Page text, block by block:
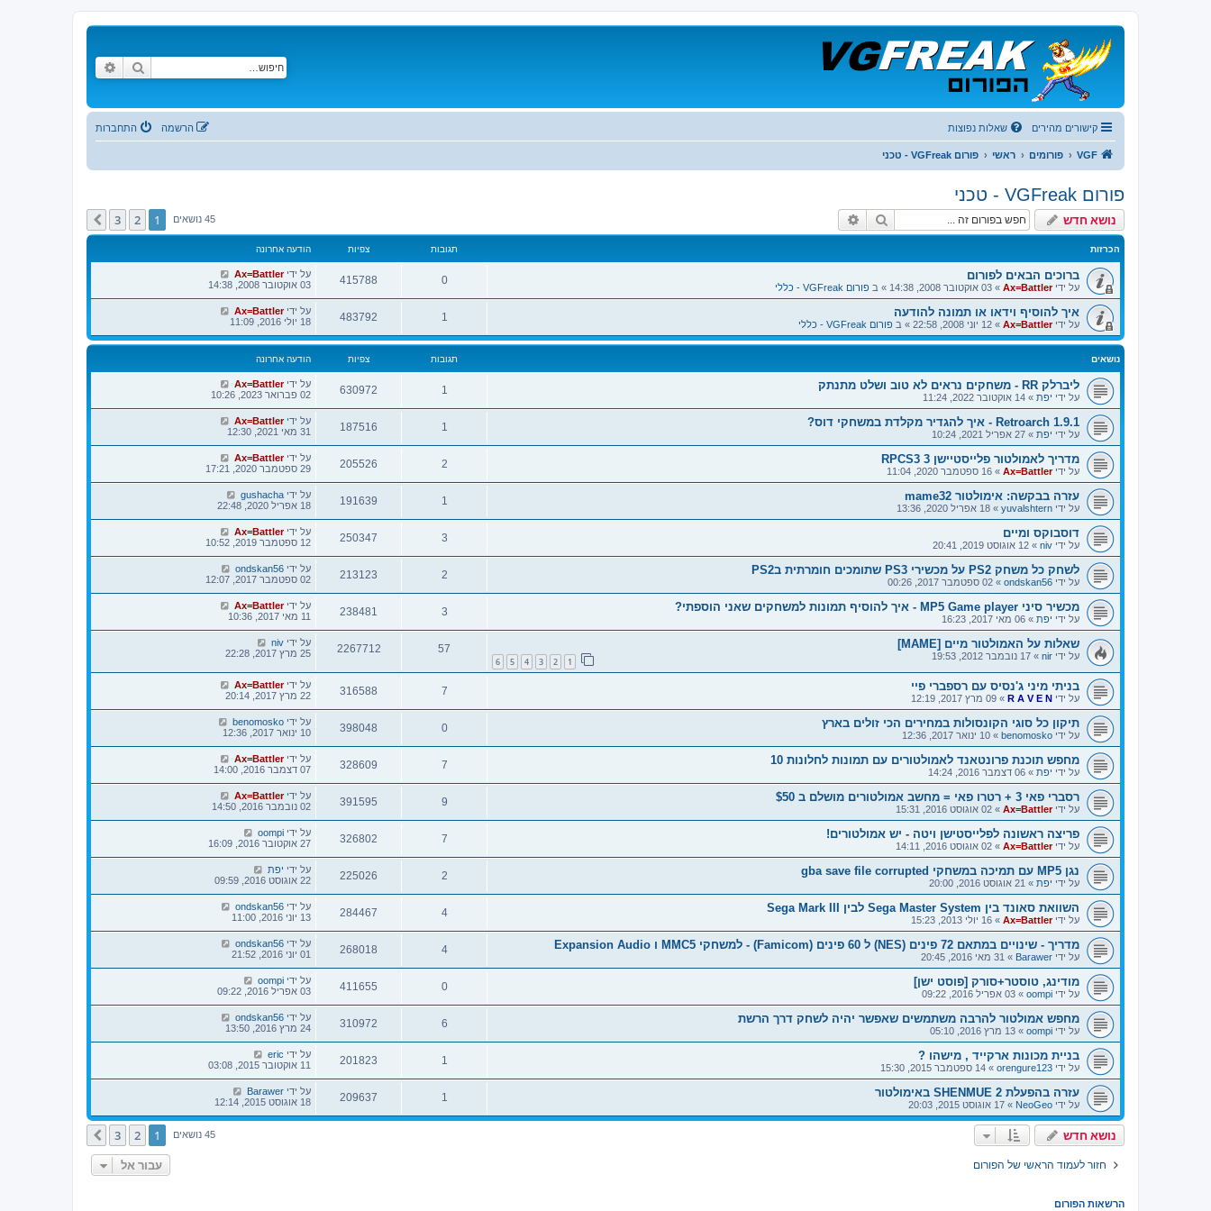
חיפוש
קישורים מהירים שאלות נפוצות התחברות הרשמה
VGF פורומים ראשי פורום VGFreak - טכני
פורום VGFreak - טכני
נושא חדש חיפוש 45 נושאים 1
2
3 הבא
הכרזות תגובות צפיות הודעה אחרונה
ברוכים הבאים לפורום
על ידיAx=Battler
» 03 אוקטובר 2008, 14:38 » ב פורום VGFreak - כללי
0
415788 על ידיAx=Battler
03 אוקטובר 2008, 14:38
איך להוסיף וידאו או תמונה להודעה
על ידיAx=Battler
» 12 יוני 2008, 22:58 » ב פורום VGFreak - כללי
1
483792 על ידיAx=Battler
18 יולי 2016, 11:09
נושאים תגובות צפיות הודעה אחרונה
ליברלק RR - משחקים נראים לא טוב ושלט מתנתק
על ידי יפת » 14 אוקטובר 2022, 11:24
1
630972 על ידיAx=Battler
02 פברואר 2023, 10:26
Retroarch 1.9.1 - איך להגדיר מקלדת במשחקי דוס?
על ידי יפת » 27 אפריל 2021, 10:24
1
187516 על ידיAx=Battler
31 מאי 2021, 12:30
מדריך לאמולטור פלייסטיישן 3 RPCS3
על ידיAx=Battler
» 16 ספטמבר 2020, 11:04
2
205526 על ידיAx=Battler
29 ספטמבר 2020, 17:21
עזרה בבקשה: אימולטור mame32
על ידי yuvalshtern
» 18 אפריל 2020, 13:36
1
191639 על ידי gushacha
18 אפריל 2020, 22:48
דוסבוקס ומיים
על ידי niv
» 12 אוגוסט 2019, 20:41
3
250347 על ידיAx=Battler
12 ספטמבר 2019, 10:52
לשחק כל משחק PS2 על מכשירי PS3 שתומכים חומרתית בPS2
על ידי ondskan56
» 02 ספטמבר 2017, 00:26
2
213123 על ידי ondskan56
02 ספטמבר 2017, 12:07
מכשיר סיני MP5 Game player - איך להוסיף תמונות למשחקים שאני הוספתי?
על ידי יפת » 06 מאי 2017, 16:23
3
238481 על ידיAx=Battler
11 מאי 2017, 10:36
שאלות על האמולטור מיים [MAME]
על ידי nir
» 17 נובמבר 2012, 19:53 1
2
3
4
5
6
57
2267712 על ידי niv
25 מרץ 2017, 22:28
בניתי מיני ג'נסיס עם רספברי פיי
על ידי R A V E N
» 09 מרץ 2017, 12:19
7
316588 על ידיAx=Battler
22 מרץ 2017, 20:14
תיקון כל סוגי הקונסולות במחירים הכי זולים בארץ
על ידי benomosko
» 10 ינואר 2017, 12:36
0
398048 על ידי benomosko
10 ינואר 2017, 12:36
מחפש תוכנת פרונטאנד לאמולטורים עם תמונות לחלונות 10
על ידי יפת » 06 דצמבר 2016, 14:24
7
328609 על ידיAx=Battler
07 דצמבר 2016, 14:00
רסברי פאי 3 + רטרו פאי = מחשב אמולטורים מושלם ב $50
על ידיAx=Battler
» 02 אוגוסט 2016, 15:31
9
391595 על ידיAx=Battler
02 נובמבר 2016, 14:50
פריצה ראשונה לפלייסטישן ויטה - יש אמולטורים!
על ידיAx=Battler
» 02 אוגוסט 2016, 14:11
7
326802 על ידי oompi
27 אוקטובר 2016, 16:09
נגן MP5 עם תמיכה במשחקי gba save file corrupted
על ידי יפת » 21 אוגוסט 2016, 20:00
2
225026 על ידי יפת
22 אוגוסט 2016, 09:59
השוואת סאונד בין Sega Master System לבין Sega Mark III
על ידיAx=Battler
» 16 יולי 2013, 15:23
4
284467 על ידי ondskan56
13 יוני 2016, 11:00
מדריך - שינויים במתאם 72 פינים (NES) ל 60 פינים (Famicom) - למשחקי MMC5 ו Expansion Audio
על ידי Barawer
» 31 מאי 2016, 20:45
4
268018 על ידי ondskan56
01 יוני 2016, 21:52
מודינג, טוסטר+סורק [פוסט ישן]
על ידי oompi
» 03 אפריל 2016, 09:22
0
411655 על ידי oompi
03 אפריל 2016, 09:22
מחפש אמולטור להרבה משתמשים שאפשר יהיה לשחק דרך הרשת
על ידי oompi
» 13 מרץ 2016, 05:10
6
310972 על ידי ondskan56
24 מרץ 2016, 13:50
בניית מכונות ארקייד , מישהו ?
על ידי orengure123
» 14 ספטמבר 2015, 15:30
1
201823 על ידי eric
11 אוקטובר 2015, 03:08
עזרה בהפעלת SHENMUE 2 באימולטור
על ידי NeoGeo
» 17 אוגוסט 2015, 20:03
1
209637 על ידי Barawer
18 אוגוסט 2015, 12:14
נושא חדש 45 נושאים 1
2
3 הבא
חזור לעמוד הראשי של הפורום עבור אל
הרשאות הפורום